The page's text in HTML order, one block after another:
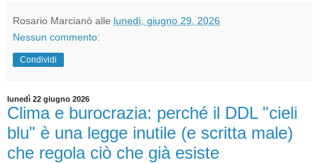
Rosario Marcianò alle lunedì, giugno 29, 2026
Nessun commento:
Condividi
lunedì 22 giugno 2026
Clima e burocrazia: perché il DDL "cieli
blu" è una legge inutile (e scritta male)
che regola ciò che già esiste